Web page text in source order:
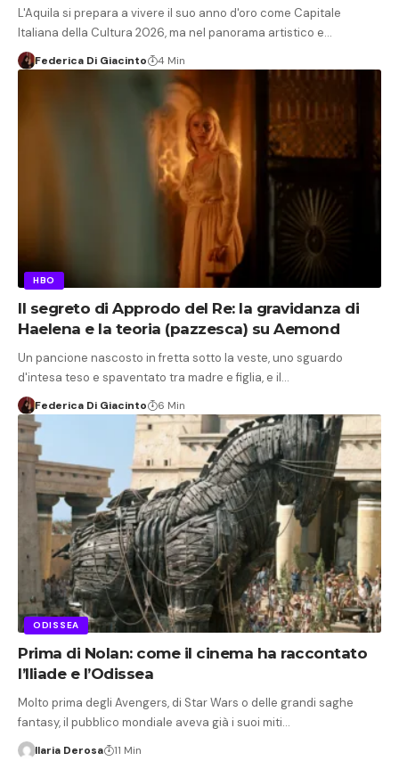
L'Aquila si prepara a vivere il suo anno d'oro come Capitale
Italiana della Cultura 2026, ma nel panorama artistico e…
Federica Di Giacinto 4 Min
HBO
Il segreto di Approdo del Re: la gravidanza di
Haelena e la teoria (pazzesca) su Aemond
Un pancione nascosto in fretta sotto la veste, uno sguardo
d'intesa teso e spaventato tra madre e figlia, e il…
Federica Di Giacinto 6 Min
ODISSEA
Prima di Nolan: come il cinema ha raccontato
l’Iliade e l’Odissea
Molto prima degli Avengers, di Star Wars o delle grandi saghe
fantasy, il pubblico mondiale aveva già i suoi miti…
Ilaria Derosa 11 Min